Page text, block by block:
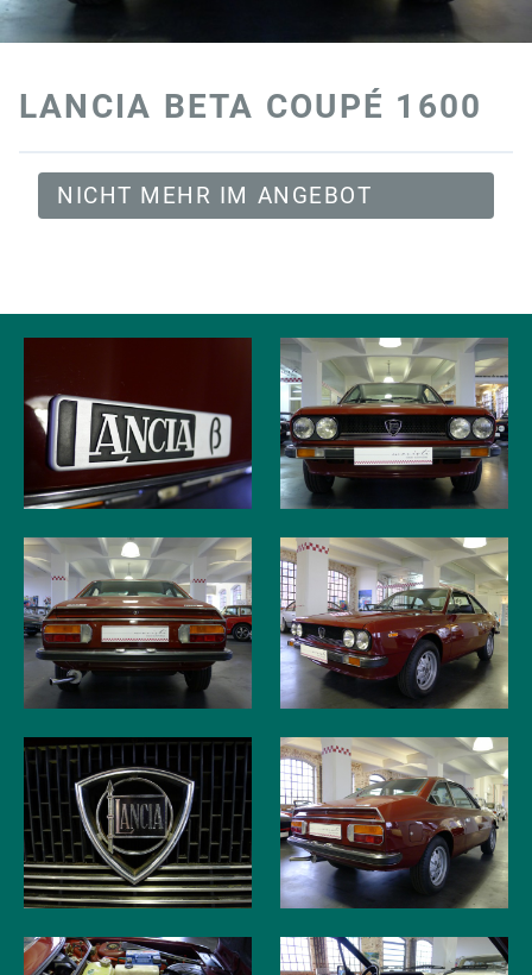
LANCIA BETA COUPÉ 1600
NICHT MEHR IM ANGEBOT